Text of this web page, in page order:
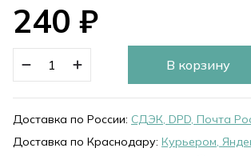
240 ₽
В корзину
Доставка по России: СДЭК, DPD, Почта
Доставка по Краснодару: Курьером,